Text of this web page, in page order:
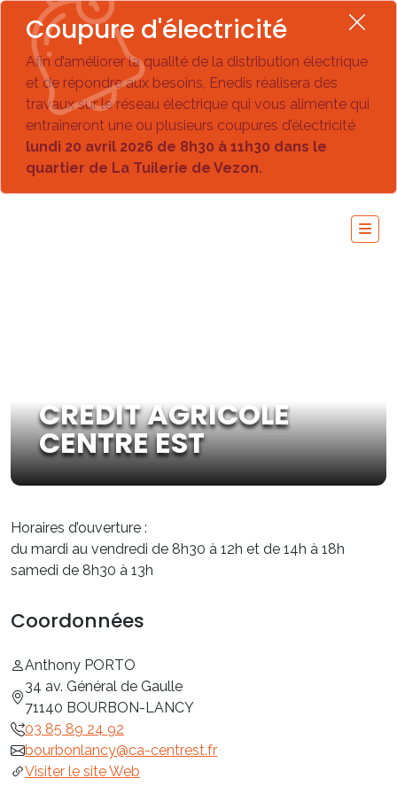
Coupure d'électricité
Afin d’améliorer la qualité de la distribution électrique
et de répondre aux besoins, Enedis réalisera des
travaux sur le réseau électrique qui vous alimente qui
entraîneront une ou plusieurs coupures d’électricité
lundi 20 avril 2026 de 8h30 à 11h30 dans le
quartier de La Tuilerie de Vezon.
CREDIT AGRICOLE
CENTRE EST
Horaires d’ouverture :
du mardi au vendredi de 8h30 à 12h et de 14h à 18h
samedi de 8h30 à 13h
Coordonnées
Anthony PORTO
34 av. Général de Gaulle
71140 BOURBON-LANCY
03 85 89 24 92
bourbonlancy@ca-centrest.fr
Visiter le site Web